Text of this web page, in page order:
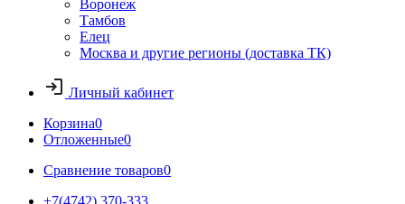
Воронеж
Тамбов
Елец
Москва и другие регионы (доставка ТК)
Личный кабинет
Корзина0
Отложенные0
Сравнение товаров0